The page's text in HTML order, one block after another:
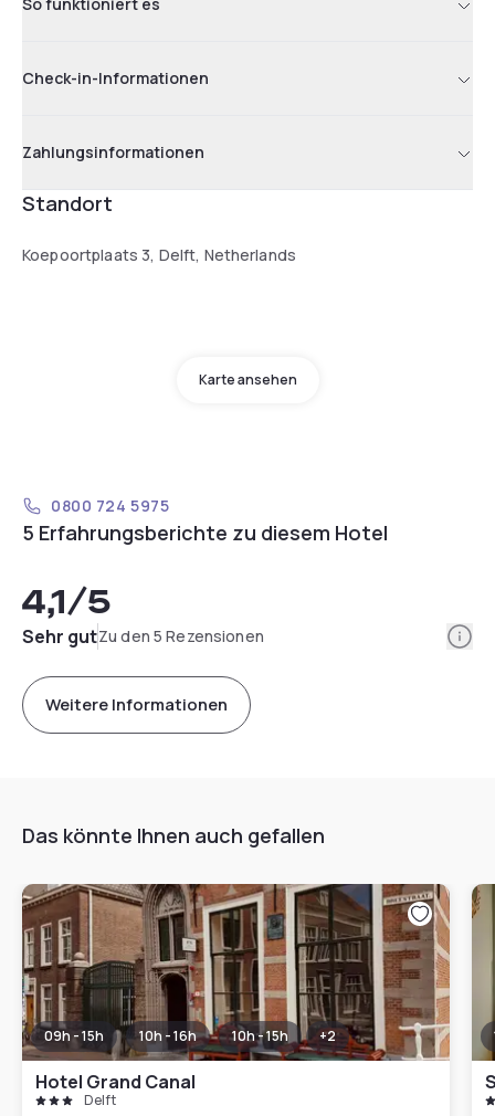
Check-in-Informationen
Zahlungsinformationen
Standort
Koepoortplaats 3, Delft, Netherlands
Karte ansehen
0800 724 5975
5 Erfahrungsberichte zu diesem Hotel
4,1/5
Sehr gutZu den 5 Rezensionen
Weitere Informationen
Das könnte Ihnen auch gefallen
09h - 15h 10h - 16h 10h - 15h +2
Hotel Grand Canal
Delft